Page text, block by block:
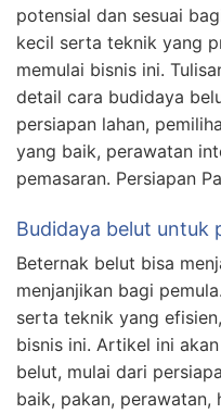
potensial dan sesuai
kecil serta teknik yang
memulai bisnis ini.
detail cara budidaya
persiapan lahan,
yang baik, perawatan
pemasaran. Persiapan
Budidaya belut untuk
Beternak belut bisa
menjanjikan bagi
serta teknik yang
bisnis ini. Artikel ini
belut, mulai dari
baik, pakan, perawatan,